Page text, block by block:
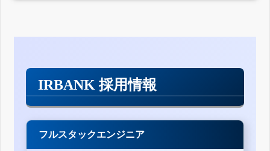
IRBANK 採用情報
フルスタックエンジニア